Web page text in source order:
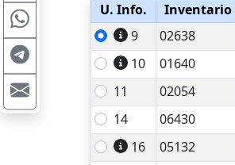
U. Info. Inventario
9
02638
10
01640
11
02054
14
06430
16
05132